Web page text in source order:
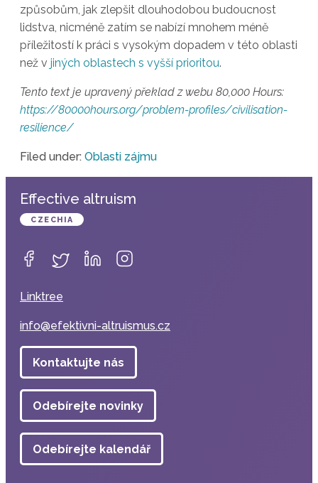
způsobům, jak zlepšit dlouhodobou budoucnost
lidstva, nicméně zatím se nabízí mnohem méně
příležitostí k práci s vysokým dopadem v této oblasti
než v jiných oblastech s vyšší prioritou.
Tento text je upravený překlad z webu 80,000 Hours:
https://80000hours.org/problem-profiles/civilisation-
resilience/
Filed under: Oblasti zájmu
Effective altruism
CZECHIA
Linktree
info@efektivni-altruismus.cz
Kontaktujte nás
Odebírejte novinky
Odebírejte kalendář